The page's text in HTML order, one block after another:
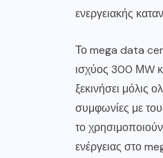
ενεργειακής
Το mega data
ισχύος 300 ΜW
ξεκινήσει μόλις
συμφωνίες με
το
ενέργειας στο